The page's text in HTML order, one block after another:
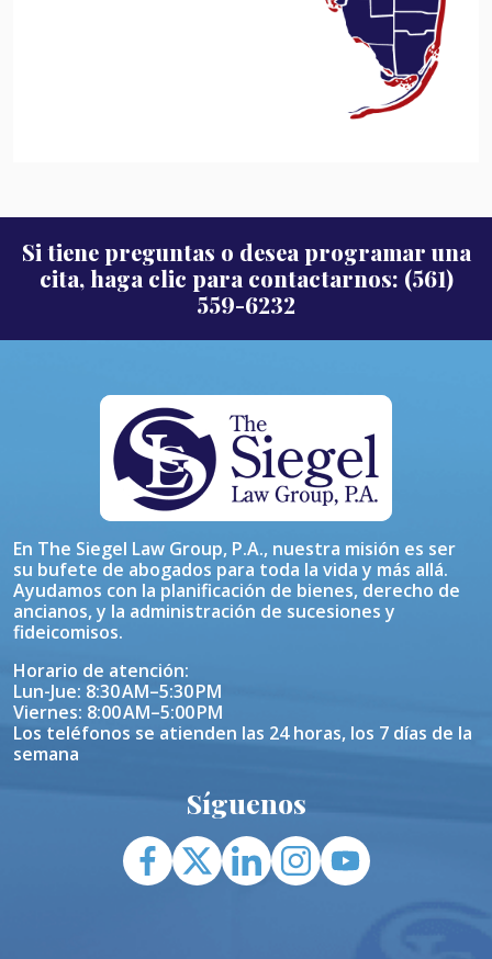
Si tiene preguntas o desea programar una
cita, haga clic para contactarnos: (561)
559-6232
En The Siegel Law Group, P.A., nuestra misión es ser
su bufete de abogados para toda la vida y más allá.
Ayudamos con la planificación de bienes, derecho de
ancianos, y la administración de sucesiones y
fideicomisos.
Horario de atención:
Lun-Jue: 8:30 AM–5:30 PM
Viernes: 8:00 AM–5:00 PM
Los teléfonos se atienden las 24 horas, los 7 días de la
semana
Síguenos